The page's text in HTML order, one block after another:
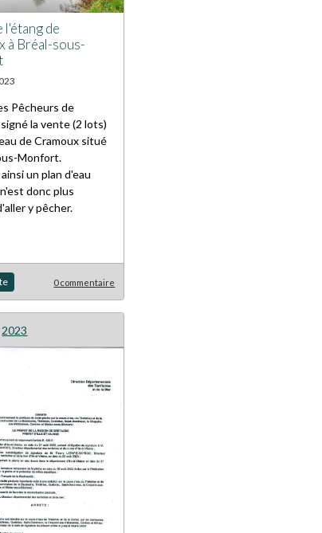
l'étang de
à Bréal-sous-
Pêcheurs de
la vente (2 lots)
de Cramoux situé
Monfort.
un plan d'eau
donc plus
y pêcher.
0 commentaire
2023